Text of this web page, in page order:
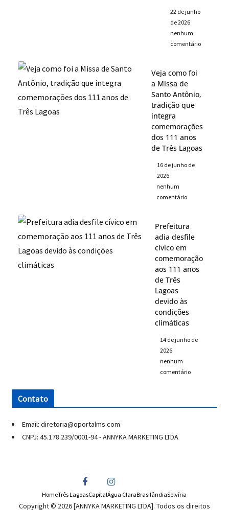
22 de junho
de 2026
nenhum
comentário
Veja como foi
a Missa de
Santo Antônio,
tradição que
integra
comemorações
dos 111 anos
de Três Lagoas
16 de junho de
2026
nenhum
comentário
Prefeitura
adia desfile
cívico em
comemoração
aos 111 anos
de Três
Lagoas
devido às
condições
climáticas
14 de junho de
2026
nenhum
comentário
Contato
Email: diretoria@oportalms.com
CNPJ: 45.178.239/0001-94 - ANNYKA MARKETING LTDA
HomeTrês LagoasCapitalÁgua ClaraBrasilândiaSelvíria
Copyright © 2026 [ANNYKA MARKETING LTDA]. Todos os direitos